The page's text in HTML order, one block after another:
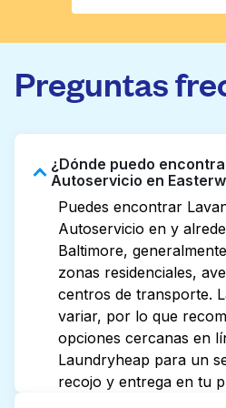
Preguntas
¿Dónde puedo
Autoservicio en
Puedes encontrar
Autoservicio en y
Baltimore,
zonas residenciales,
centros de transporte.
variar, por lo que
opciones cercanas en
Laundryheap para un
recojo y entrega en tu